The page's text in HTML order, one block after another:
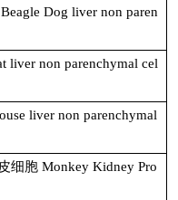
Beagle Dog liver non paren
liver non parenchymal cel
liver non parenchymal
细胞 Monkey Kidney Pro